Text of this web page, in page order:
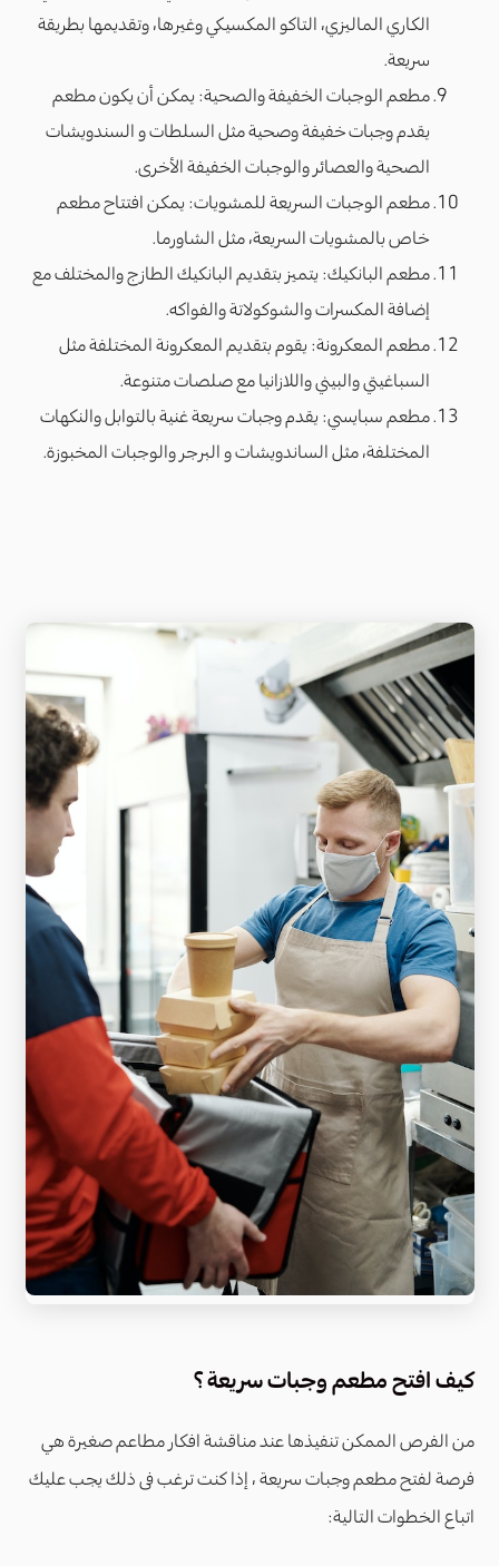
الكاري الماليزي، التاكو المكسيكي وغيرها، وتقديمها بطريقة
سريعة.
مطعم الوجبات الخفيفة والصحية: يمكن أن يكون مطعم
يقدم وجبات خفيفة وصحية مثل السلطات و السندويشات
الصحية والعصائر والوجبات الخفيفة الأخرى.
مطعم الوجبات السريعة للمشويات: يمكن افتتاح مطعم
خاص بالمشويات السريعة، مثل الشاورما.
مطعم البانكيك: يتميز بتقديم البانكيك الطازج والمختلف مع
إضافة المكسرات والشوكولاتة والفواكه.
مطعم المعكرونة: يقوم بتقديم المعكرونة المختلفة مثل
السباغيتي والبيني واللازانيا مع صلصات متنوعة.
مطعم سبايسي: يقدم وجبات سريعة غنية بالتوابل والنكهات
المختلفة، مثل الساندويشات و البرجر والوجبات المخبوزة.
كيف افتح مطعم وجبات سريعة ؟
من الفرص الممكن تنفيذها عند مناقشة افكار مطاعم صغيرة هي
فرصة لفتح مطعم وجبات سريعة ، إذا كنت ترغب فى ذلك يجب عليك
اتباع الخطوات التالية: